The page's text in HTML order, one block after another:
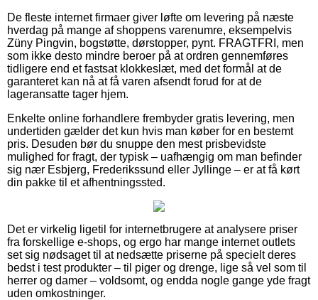
De fleste internet firmaer giver løfte om levering på næste
hverdag på mange af shoppens varenumre, eksempelvis
Züny Pingvin, bogstøtte, dørstopper, pynt. FRAGTFRI, men
som ikke desto mindre beroer på at ordren gennemføres
tidligere end et fastsat klokkeslæt, med det formål at de
garanteret kan nå at få varen afsendt forud for at de
lageransatte tager hjem.
Enkelte online forhandlere frembyder gratis levering, men
undertiden gælder det kun hvis man køber for en bestemt
pris. Desuden bør du snuppe den mest prisbevidste
mulighed for fragt, der typisk – uafhængig om man befinder
sig nær Esbjerg, Frederikssund eller Jyllinge – er at få kørt
din pakke til et afhentningssted.
Det er virkelig ligetil for internetbrugere at analysere priser
fra forskellige e-shops, og ergo har mange internet outlets
set sig nødsaget til at nedsætte priserne på specielt deres
bedst i test produkter – til piger og drenge, lige så vel som til
herrer og damer – voldsomt, og endda nogle gange yde fragt
uden omkostninger.